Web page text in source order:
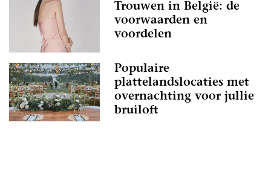
Trouwen in België: de
voorwaarden en
voordelen
Populaire
plattelandslocaties met
overnachting voor jullie
bruiloft